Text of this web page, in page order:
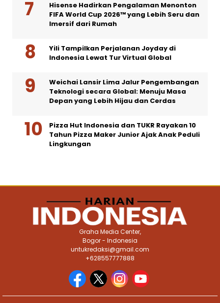
Hisense Hadirkan Pengalaman Menonton
FIFA World Cup 2026™ yang Lebih Seru dan
Imersif dari Rumah
Yili Tampilkan Perjalanan Joyday di
Indonesia Lewat Tur Virtual Global
Weichai Lansir Lima Jalur Pengembangan
Teknologi secara Global: Menuju Masa
Depan yang Lebih Hijau dan Cerdas
Pizza Hut Indonesia dan TUKR Rayakan 10
Tahun Pizza Maker Junior Ajak Anak Peduli
Lingkungan
Graha Media Center,
Bogor - Indonesia
untukredaksi@gmail.com
+628557777888